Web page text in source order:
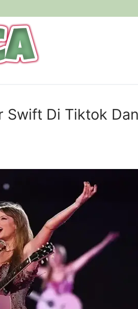
Swift Di Tiktok